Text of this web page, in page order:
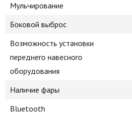
Мульчирование
Боковой выброс
Возможность установки
переднего навесного
оборудования
Наличие фары
Bluetooth